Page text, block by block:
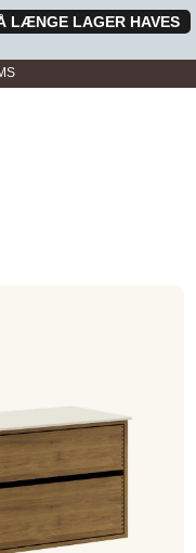
LÆNGE LAGER HAVES